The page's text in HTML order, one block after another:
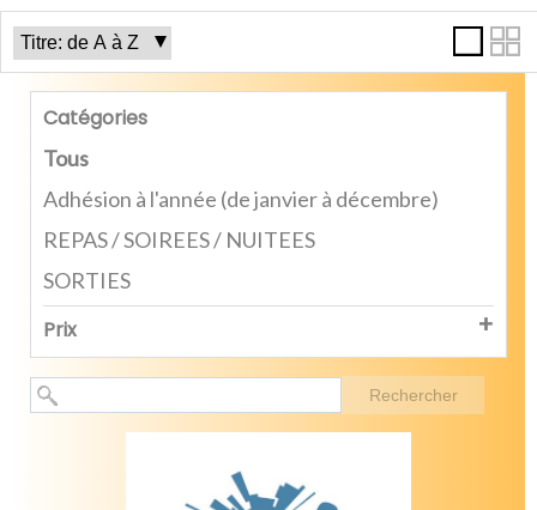
Catégories
Tous
Adhésion à l'année (de janvier à décembre)
REPAS / SOIREES / NUITEES
SORTIES
Prix
Rechercher